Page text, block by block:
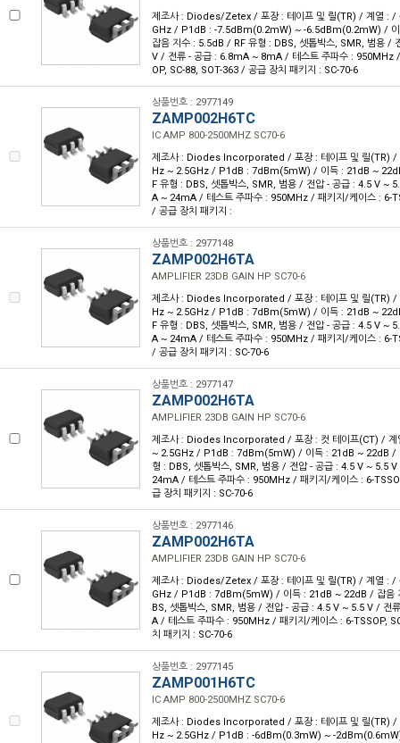
제조사 : Diodes/Zetex / 포장 : 테이프 및 릴(TR) / 계열 : /
GHz / P1dB : -7.5dBm(0.2mW) ~ -6.5dBm(0.2mW) /
잡음 지수 : 5.5dB / RF 유형 : DBS, 셋톱박스, SMR, 범용 /
V / 전류 - 공급 : 6.8mA ~ 8mA / 테스트 주파수 : 950MHz
OP, SC-88, SOT-363 / 공급 장치 패키지 : SC-70-6
상품번호 : 2977149
ZAMP002H6TC
IC AMP 800-2500MHZ SC70-6
제조사 : Diodes Incorporated / 포장 : 테이프 및 릴(TR) /
Hz ~ 2.5GHz / P1dB : 7dBm(5mW) / 이득 : 21dB ~
F 유형 : DBS, 셋톱박스, SMR, 범용 / 전압 - 공급 : 4.5 V ~
A ~ 24mA / 테스트 주파수 : 950MHz / 패키지/케이스 : 6-
/ 공급 장치 패키지 :
상품번호 : 2977148
ZAMP002H6TA
AMPLIFIER 23DB GAIN HP SC70-6
제조사 : Diodes Incorporated / 포장 : 테이프 및 릴(TR) /
Hz ~ 2.5GHz / P1dB : 7dBm(5mW) / 이득 : 21dB ~
F 유형 : DBS, 셋톱박스, SMR, 범용 / 전압 - 공급 : 4.5 V ~
A ~ 24mA / 테스트 주파수 : 950MHz / 패키지/케이스 : 6-
/ 공급 장치 패키지 : SC-70-6
상품번호 : 2977147
ZAMP002H6TA
AMPLIFIER 23DB GAIN HP SC70-6
제조사 : Diodes Incorporated / 포장 : 컷 테이프(CT) / 계
~ 2.5GHz / P1dB : 7dBm(5mW) / 이득 : 21dB ~ 22dB /
형 : DBS, 셋톱박스, SMR, 범용 / 전압 - 공급 : 4.5 V ~ 5.5
24mA / 테스트 주파수 : 950MHz / 패키지/케이스 : 6-
급 장치 패키지 : SC-70-6
상품번호 : 2977146
ZAMP002H6TA
AMPLIFIER 23DB GAIN HP SC70-6
제조사 : Diodes/Zetex / 포장 : 테이프 및 릴(TR) / 계열 : /
GHz / P1dB : 7dBm(5mW) / 이득 : 21dB ~ 22dB / 잡음
BS, 셋톱박스, SMR, 범용 / 전압 - 공급 : 4.5 V ~ 5.5 V / 전
A / 테스트 주파수 : 950MHz / 패키지/케이스 : 6-TSSOP,
치 패키지 : SC-70-6
상품번호 : 2977145
ZAMP001H6TC
IC AMP 800-2500MHZ SC70-6
제조사 : Diodes Incorporated / 포장 : 테이프 및 릴(TR) /
Hz ~ 2.5GHz / P1dB : -6dBm(0.3mW) ~ -